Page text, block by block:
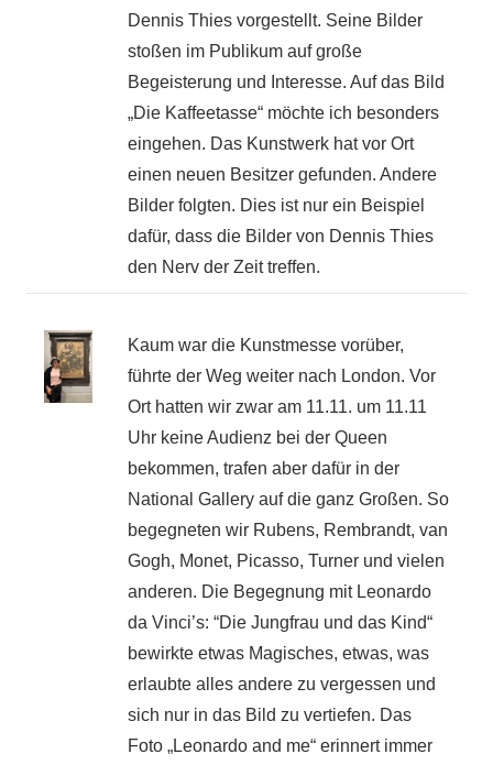
Dennis Thies vorgestellt. Seine Bilder
stoßen im Publikum auf große
Begeisterung und Interesse. Auf das Bild
„Die Kaffeetasse“ möchte ich besonders
eingehen. Das Kunstwerk hat vor Ort
einen neuen Besitzer gefunden. Andere
Bilder folgten. Dies ist nur ein Beispiel
dafür, dass die Bilder von Dennis Thies
den Nerv der Zeit treffen.
Kaum war die Kunstmesse vorüber,
führte der Weg weiter nach London. Vor
Ort hatten wir zwar am 11.11. um 11.11
Uhr keine Audienz bei der Queen
bekommen, trafen aber dafür in der
National Gallery auf die ganz Großen. So
begegneten wir Rubens, Rembrandt, van
Gogh, Monet, Picasso, Turner und vielen
anderen. Die Begegnung mit Leonardo
da Vinci’s: “Die Jungfrau und das Kind“
bewirkte etwas Magisches, etwas, was
erlaubte alles andere zu vergessen und
sich nur in das Bild zu vertiefen. Das
Foto „Leonardo and me“ erinnert immer